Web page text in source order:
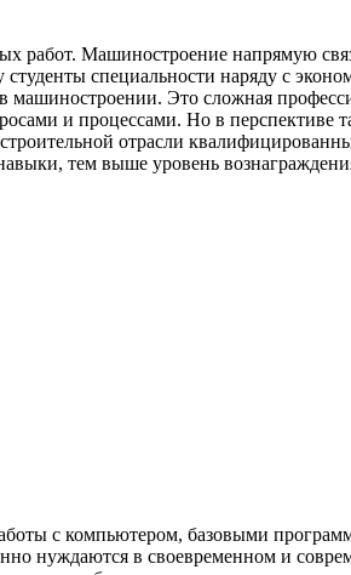
работ. Машиностроение напрямую
специальности наряду с
машиностроении. Это сложная
и процессами. Но в перспективе
отрасли
тем выше уровень
с компьютером, базовыми
нуждаются в своевременном и